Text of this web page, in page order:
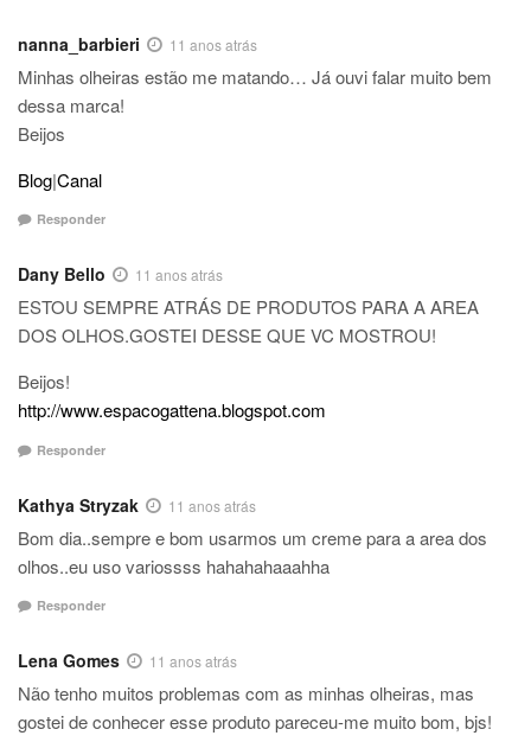
nanna_barbieri 11 anos atrás
Minhas olheiras estão me matando… Já ouvi falar muito bem
dessa marca!
Beijos
Blog|Canal
Responder
Dany Bello 11 anos atrás
ESTOU SEMPRE ATRÁS DE PRODUTOS PARA A AREA
DOS OLHOS.GOSTEI DESSE QUE VC MOSTROU!
Beijos!
http://www.espacogattena.blogspot.com
Responder
Kathya Stryzak 11 anos atrás
Bom dia..sempre e bom usarmos um creme para a area dos
olhos..eu uso variossss hahahahaaahha
Responder
Lena Gomes 11 anos atrás
Não tenho muitos problemas com as minhas olheiras, mas
gostei de conhecer esse produto pareceu-me muito bom, bjs!